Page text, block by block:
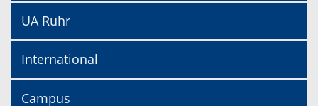
UA Ruhr
International
Campus